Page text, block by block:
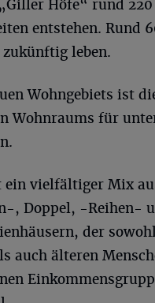
Höfe“ rund 220
entstehen. Rund
leben.
Wohngebiets ist
Wohnraums für
ein vielfältiger Mix
, Doppel, -Reihen-
der
auch älteren